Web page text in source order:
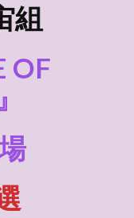
組
OF